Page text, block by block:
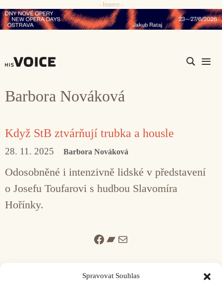
Spravovat Souhlas
Přeskočit
na
- Inzerce -
Barbora Nováková
Když StB ztvárňují trubka a housle
28. 11. 2025 Barbora Nováková
Odosobněné i intenzivně lidské v představení
o Josefu Toufarovi s hudbou Slavomíra
Hořínky.
Facebook
Bandcamp
Mail